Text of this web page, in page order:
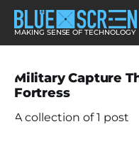
MAKING SENSE OF TECHNOLOGY
Military Capture
Fortress
A collection of 1 post